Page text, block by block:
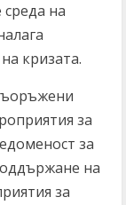
на
кризата.
за
за
на
за